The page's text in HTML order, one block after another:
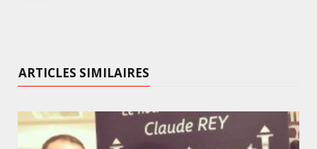
ARTICLES SIMILAIRES